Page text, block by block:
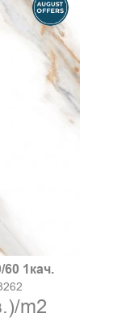
1кач.
/m2